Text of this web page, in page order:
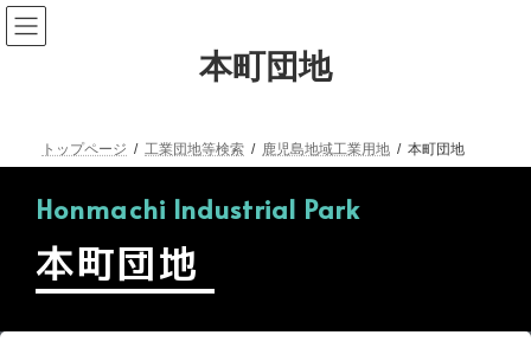
本町団地
トップページ 工業団地等検索 鹿児島地域工業用地 本町団地
Honmachi Industrial Park
本町団地